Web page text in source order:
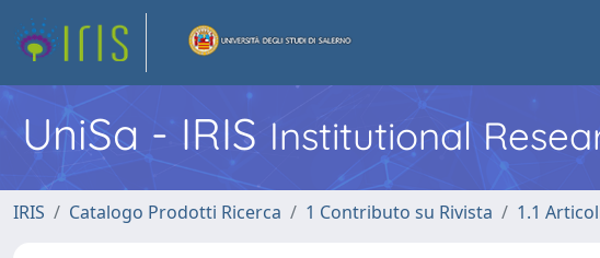
UniSa - IRIS Institutional
IRIS Catalogo Prodotti Ricerca 1 Contributo su Rivista 1.1